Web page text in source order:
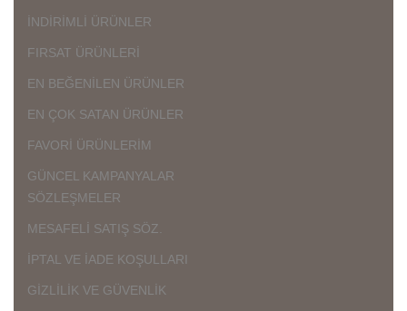
İNDİRİMLİ ÜRÜNLER
FIRSAT ÜRÜNLERİ
EN BEĞENİLEN ÜRÜNLER
EN ÇOK SATAN ÜRÜNLER
FAVORİ ÜRÜNLERİM
GÜNCEL KAMPANYALAR
SÖZLEŞMELER
MESAFELİ SATIŞ SÖZ.
İPTAL VE İADE KOŞULLARI
GİZLİLİK VE GÜVENLİK